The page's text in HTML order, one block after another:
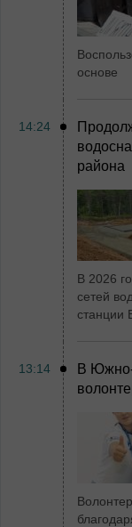
основе
14:24
района
В 2026
сетей
станции
13:14
В Южно-